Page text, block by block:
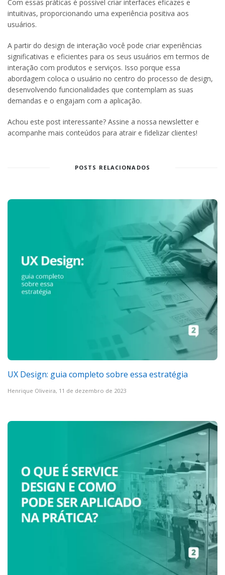
Com essas práticas é possível criar interfaces eficazes e
intuitivas, proporcionando uma experiência positiva aos
usuários.
A partir do design de interação você pode criar experiências
significativas e eficientes para os seus usuários em termos de
interação com produtos e serviços. Isso porque essa
abordagem coloca o usuário no centro do processo de design,
desenvolvendo funcionalidades que contemplam as suas
demandas e o engajam com a aplicação.
Achou este post interessante? Assine a nossa newsletter e
acompanhe mais conteúdos para atrair e fidelizar clientes!
POSTS RELACIONADOS
UX Design: guia completo sobre essa estratégia
Henrique Oliveira, 11 de dezembro de 2023